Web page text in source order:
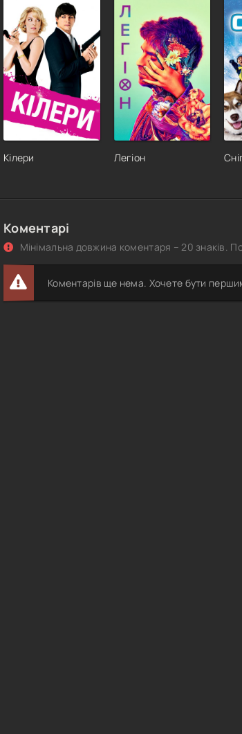
Кілери Легіон
Коментарі
Мінімальна довжина коментаря – 20 знаків.
Коментарів ще нема. Хочете бути